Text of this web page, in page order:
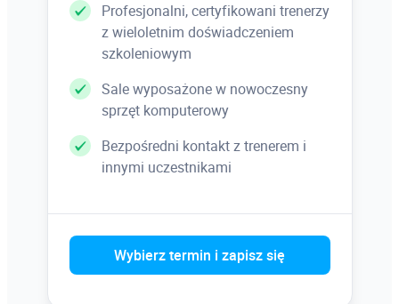
Profesjonalni, certyfikowani trenerzy
z wieloletnim doświadczeniem
szkoleniowym
Sale wyposażone w nowoczesny
sprzęt komputerowy
Bezpośredni kontakt z trenerem i
innymi uczestnikami
Wybierz termin i zapisz się